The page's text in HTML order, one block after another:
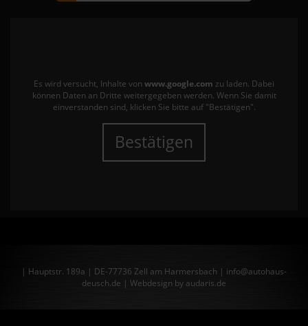
Es wird versucht, Inhalte von www.google.com zu laden. Dabei
können Daten an Dritte weitergegeben werden. Wenn Sie damit
einverstanden sind, klicken Sie bitte auf "Bestätigen".
Bestätigen
| Hauptstr. 189a | DE-77736 Zell am Harmersbach | info@autohaus-
deusch.de | Webdesign by audaris.de